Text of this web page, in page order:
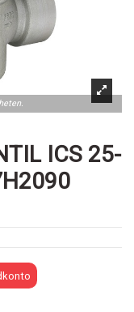
ICS 25-